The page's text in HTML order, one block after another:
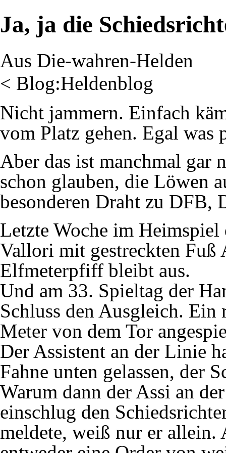
Ja, ja die
Aus Die-wahren-Helden
< Blog:Heldenblog
Nicht jammern. Einfach
vom Platz gehen. Egal was
Aber das ist manchmal gar
schon glauben, die Löwen
besonderen Draht zu DFB,
Letzte Woche im
Vallori mit gestreckten Fuß
Elfmeterpfiff bleibt aus.
Und am 33. Spieltag der
Schluss den Ausgleich.
Meter von dem Tor
Der Assistent an der Linie
Fahne unten gelassen, der
Warum dann der Assi an
einschlug den
meldete, weiß nur er allein.